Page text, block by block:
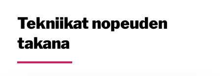
Tekniikat nopeuden
takana